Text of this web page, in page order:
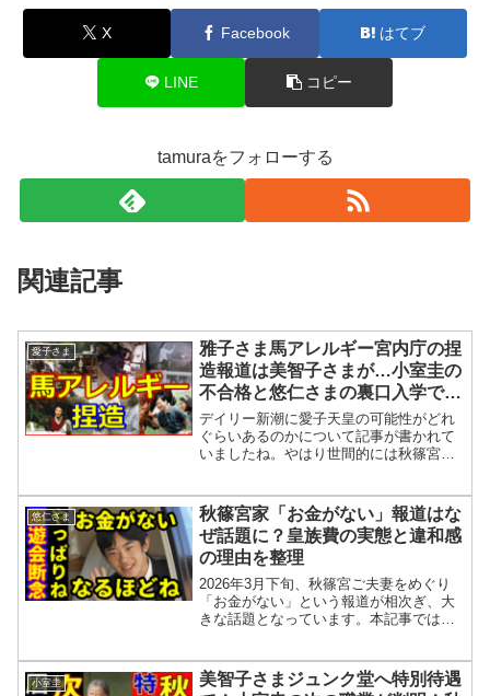
X Facebook はてブ
LINE コピー
tamuraをフォローする
関連記事
愛子さま
雅子さま馬アレルギー宮内庁の捏
造報道は美智子さまが…小室圭の
不合格と悠仁さまの裏口入学で愛
子さまが天皇陛下になる可能性は
【眞子さん・小室佳代】
デイリー新潮に愛子天皇の可能性がどれ
ぐらいあるのかについて記事が書かれて
いましたね。やはり世間的には秋篠宮家
会議では現行の皇位継承順位を変更しな
いとう前提で議論が進めら...
悠仁さま
秋篠宮家「お金がない」報道はな
ぜ話題に？皇族費の実態と違和感
の理由を整理
2026年3月下旬、秋篠宮ご夫妻をめぐり
「お金がない」という報道が相次ぎ、大
きな話題となっています。本記事では、
し、今後の見通しまで解説します。秋篠
宮家「お金がない」...
小室圭
美智子さまジュンク堂へ特別待遇